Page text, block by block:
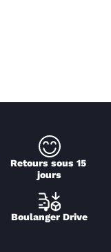
Retours sous 15
jours
Boulanger Drive